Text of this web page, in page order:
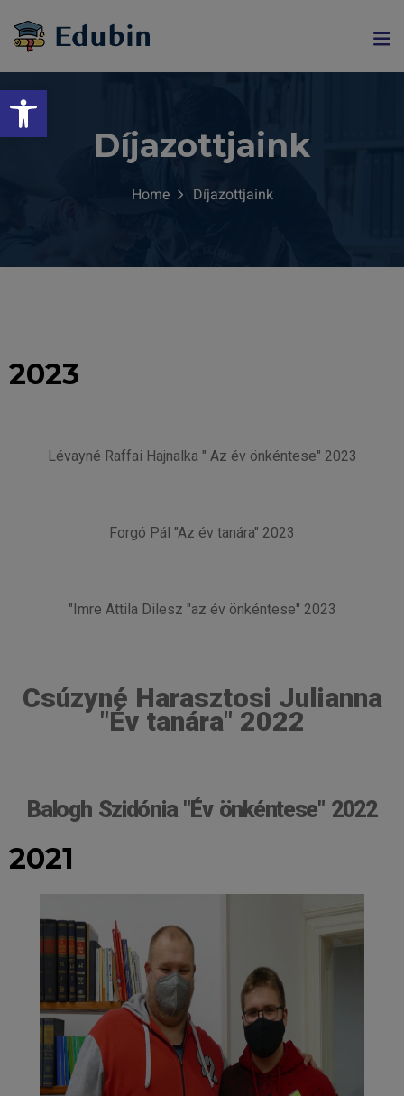
Eszköztár megnyitása
Díjazottjaink
Home Díjazottjaink
2023
Lévayné Raffai Hajnalka " Az év önkéntese" 2023
Forgó Pál "Az év tanára" 2023
"Imre Attila Dilesz "az év önkéntese" 2023
Csúzyné Harasztosi Julianna
"Év tanára" 2022
Balogh Szidónia "Év önkéntese" 2022
2021